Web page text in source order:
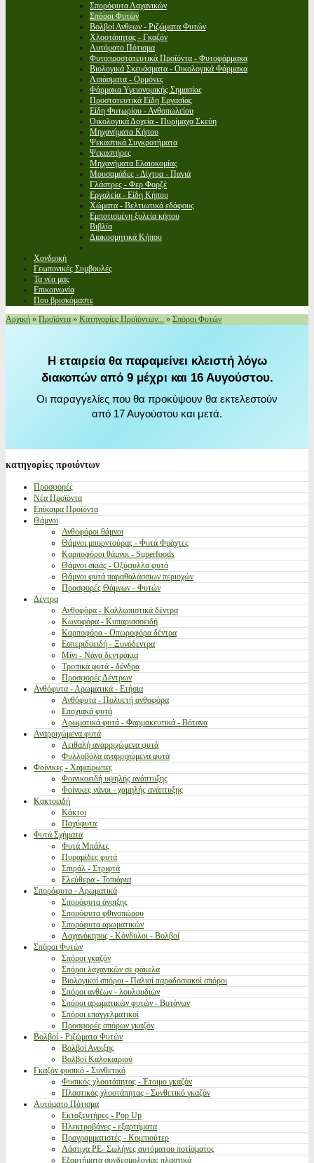
Σπορόφυτα Λαχανικών
Σπόροι Φυτών
Βολβοί Ανθεων - Ριζώματα Φυτών
Χλοοτάπητας - Γκαζόν
Αυτόματο Πότισμα
Φυτοπροστατευτικά Προϊόντα - Φυτοφάρμακα
Βιολογικά Σκευάσματα - Οικολογικά Φάρμακα
Λιπάσματα - Ορμόνες
Φάρμακα Υγειονομικής Σημασίας
Προστατευτικά Είδη Εργασίας
Είδη Φυτωρίου - Ανθοπωλείου
Οικολογικά Δοχεία - Πυρίμαχα Σκεύη
Μηχανήματα Κήπου
Ψεκαστικά Συγκροτήματα
Ψεκαστήρες
Μηχανήματα Ελαιοκομίας
Μουσαμάδες - Δίχτυα - Πανιά
Γλάστρες - Φερ Φορζέ
Εργαλεία - Είδη Κήπου
Χώματα - Βελτιωτικά εδάφους
Εμποτισμένη ξυλεία κήπου
Βιβλία
Διακοσμητικά Κήπου
Χονδρική
Γεωπονικές Συμβουλές
Τα νέα μας
Επικοινωνία
Που βρισκόμαστε
Αρχική » Προϊόντα » Κατηγορίες Προϊόντων... » Σπόροι Φυτών
Η εταιρεία θα παραμείνει κλειστή λόγω
διακοπών από 9 μέχρι και 16 Αυγούστου.
Οι παραγγελίες που θα προκύψουν θα εκτελεστούν
από 17 Αυγούστου και μετά.
κατηγορίες προιόντων
Προσφορές
Νέα Προϊόντα
Επίκαιρα Προϊόντα
Θάμνοι
Ανθοφόροι θάμνοι
Θάμνοι μπορντούρας - Φυτά Φράχτες
Καρποφόροι θάμνοι - Superfoods
Θάμνοι σκιάς - Οξύφυλλα φυτά
Θάμνοι φυτά παραθαλάσσιων περιοχών
Προσφορές Θάμνων - Φυτών
Δέντρα
Ανθοφόρα - Καλλωπιστικά δέντρα
Κωνοφόρα - Κυπαρισσοειδή
Καρποφόρα - Οπωροφόρα δέντρα
Εσπεριδοειδή - Ξυνόδεντρα
Μίνι - Νάνα δεντράκια
Τροπικά φυτά - δένδρα
Προσφορές Δέντρων
Ανθόφυτα - Αρωματικά - Ετήσια
Ανθόφυτα - Πολυετή ανθοφόρα
Εποχιακά φυτά
Αρωματικά φυτά - Φαρμακευτικά - Βότανα
Αναρριχώμενα φυτά
Αειθαλή αναρριχώμενα φυτά
Φυλλοβόλα αναρριχώμενα φυτά
Φοίνικες - Χαμαίρωπες
Φοινικοειδή υψηλής ανάπτυξης
Φοίνικες νάνοι - χαμηλής ανάπτυξης
Κακτοειδή
Κάκτοι
Παχύφυτα
Φυτά Σχήματα
Φυτά Μπάλες
Πυραμίδες φυτά
Σπιράλ - Στριφτά
Ελεύθερα - Τοπιάρια
Σπορόφυτα - Αρωματικά
Σπορόφυτα άνοιξης
Σπορόφυτα φθινοπώρου
Σπορόφυτα αρωματικών
Λαχανόκηπος - Κόνδυλοι - Βολβοί
Σπόροι Φυτών
Σπόροι γκαζόν
Σπόροι λαχανικών σε φάκελα
Βιολογικοί σπόροι - Παλιοί παραδοσιακοί σπόροι
Σπόροι ανθέων - λουλουδιών
Σπόροι αρωματικών φυτών - Βοτάνων
Σπόροι επαγγελματικοί
Προσφορές σπόρων γκαζόν
Βολβοί - Ριζώματα Φυτών
Βολβοί Ανοιξης
Βολβοί Καλοκαιριού
Γκαζόν φυσικό - Συνθετικό
Φυσικός χλοοτάπητας - Έτοιμο γκαζόν
Πλαστικός χλοοτάπητας - Συνθετικό γκαζόν
Αυτόματο Πότισμα
Εκτοξευτήρες - Pop Up
Ηλεκτροβάνες - εξαρτήματα
Προγραμματιστές - Κομπιούτερ
Λάστιχα PE- Σωλήνες αυτόματου ποτίσματος
Εξαρτήματα συνδεσμολογίας πλαστικά